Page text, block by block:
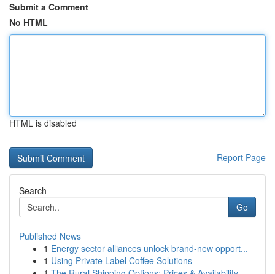
Submit a Comment
No HTML
HTML is disabled
Report Page
Search
Go
Published News
1 Energy sector alliances unlock brand-new opport...
1 Using Private Label Coffee Solutions